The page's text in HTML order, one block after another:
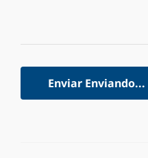
Enviar Enviando...